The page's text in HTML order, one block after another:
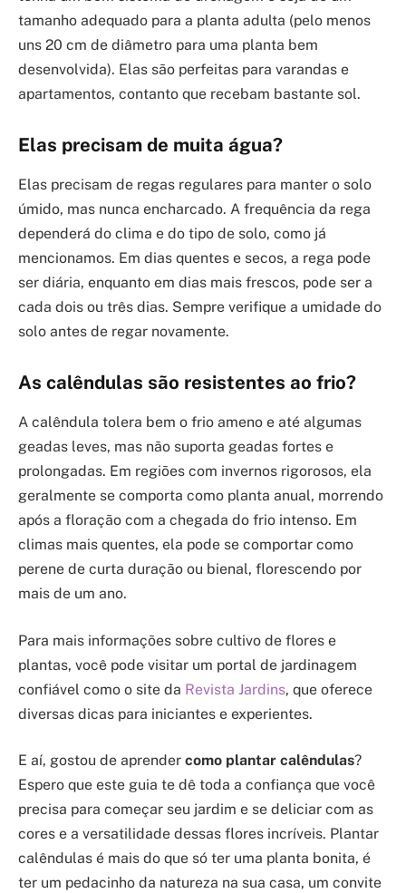
tamanho adequado para a planta adulta (pelo menos
uns 20 cm de diâmetro para uma planta bem
desenvolvida). Elas são perfeitas para varandas e
apartamentos, contanto que recebam bastante sol.
Elas precisam de muita água?
Elas precisam de regas regulares para manter o solo
úmido, mas nunca encharcado. A frequência da rega
dependerá do clima e do tipo de solo, como já
mencionamos. Em dias quentes e secos, a rega pode
ser diária, enquanto em dias mais frescos, pode ser a
cada dois ou três dias. Sempre verifique a umidade do
solo antes de regar novamente.
As calêndulas são resistentes ao frio?
A calêndula tolera bem o frio ameno e até algumas
geadas leves, mas não suporta geadas fortes e
prolongadas. Em regiões com invernos rigorosos, ela
geralmente se comporta como planta anual, morrendo
após a floração com a chegada do frio intenso. Em
climas mais quentes, ela pode se comportar como
perene de curta duração ou bienal, florescendo por
mais de um ano.
Para mais informações sobre cultivo de flores e
plantas, você pode visitar um portal de jardinagem
confiável como o site da Revista Jardins, que oferece
diversas dicas para iniciantes e experientes.
E aí, gostou de aprender como plantar calêndulas?
Espero que este guia te dê toda a confiança que você
precisa para começar seu jardim e se deliciar com as
cores e a versatilidade dessas flores incríveis. Plantar
calêndulas é mais do que só ter uma planta bonita, é
ter um pedacinho da natureza na sua casa, um convite